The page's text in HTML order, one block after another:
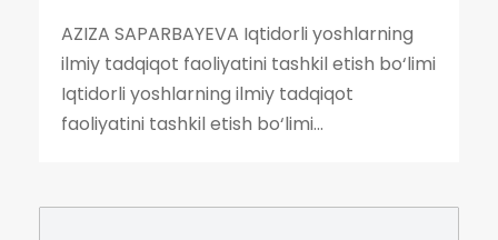
AZIZA SAPARBAYEVA Iqtidorli yoshlarning
ilmiy tadqiqot faoliyatini tashkil etish bo‘limi
Iqtidorli yoshlarning ilmiy tadqiqot
faoliyatini tashkil etish bo‘limi...